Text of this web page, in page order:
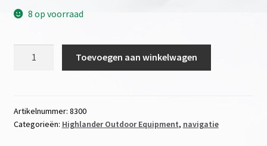
8 op voorraad
in
metalen
Toevoegen aan winkelwagen
Artikelnummer: 8300
Categorieën: Highlander Outdoor Equipment, navigatie